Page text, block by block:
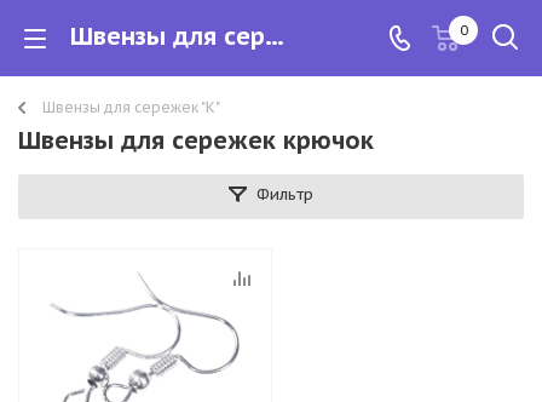
Швензы для сережек крючок 0
Швензы для сережек "К"
Швензы для сережек крючок
Фильтр